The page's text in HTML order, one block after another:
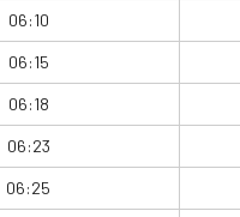
06:10
06:15
06:18
06:23
06:25